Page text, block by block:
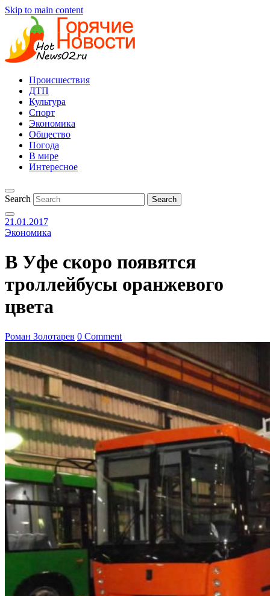
Skip to main content
Происшествия
ДТП
Культура
Спорт
Экономика
Общество
Погода
В мире
Интересное
Search
21.01.2017
Экономика
В Уфе скоро появятся
троллейбусы оранжевого
цвета
Роман Золотарев 0 Comment